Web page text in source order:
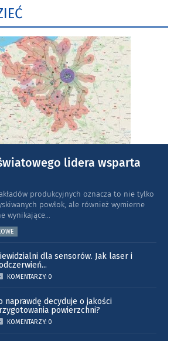
lidera wsparta
produkcyjnych oznacza to nie tylko
powłok, ale również wymierne
wynikające...
dla sensorów. Jak laser i
...
KOMENTARZY: 0
naprawdę decyduje o jakości
powierzchni?
KOMENTARZY: 0